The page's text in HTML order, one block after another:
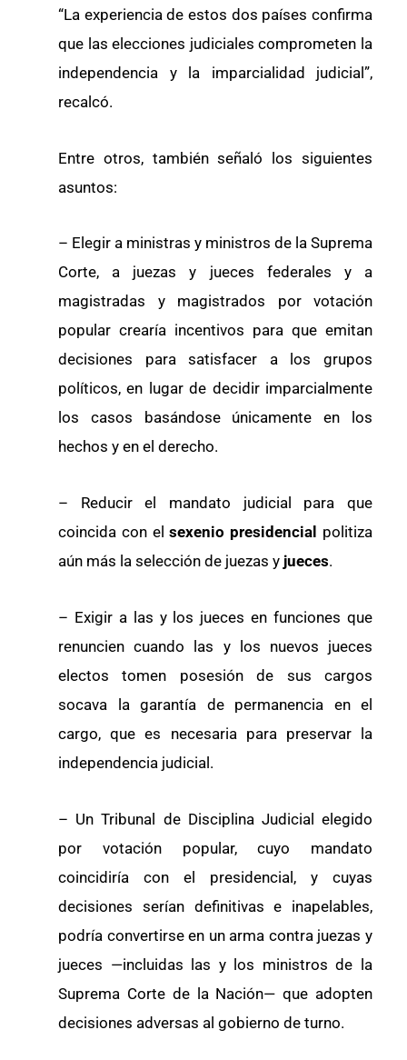
“La experiencia de estos dos países confirma
que las elecciones judiciales comprometen la
independencia y la imparcialidad judicial”,
recalcó.
Entre otros, también señaló los siguientes
asuntos:
– Elegir a ministras y ministros de la Suprema
Corte, a juezas y jueces federales y a
magistradas y magistrados por votación
popular crearía incentivos para que emitan
decisiones para satisfacer a los grupos
políticos, en lugar de decidir imparcialmente
los casos basándose únicamente en los
hechos y en el derecho.
– Reducir el mandato judicial para que
coincida con elsexenio presidencial politiza
aún más la selección de juezas y jueces.
– Exigir a las y los jueces en funciones que
renuncien cuando las y los nuevos jueces
electos tomen posesión de sus cargos
socava la garantía de permanencia en el
cargo, que es necesaria para preservar la
independencia judicial.
– Un Tribunal de Disciplina Judicial elegido
por votación popular, cuyo mandato
coincidiría con el presidencial, y cuyas
decisiones serían definitivas e inapelables,
podría convertirse en un arma contra juezas y
jueces —incluidas las y los ministros de la
Suprema Corte de la Nación— que adopten
decisiones adversas al gobierno de turno.